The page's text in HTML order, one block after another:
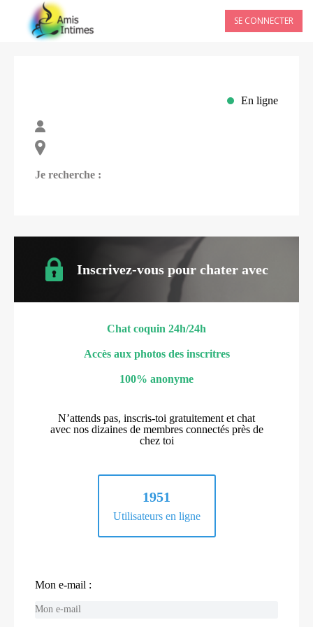
SE CONNECTER
En ligne
Je recherche :
Inscrivez-vous pour chater avec
Chat coquin 24h/24h
Accès aux photos des inscritres
100% anonyme
N’attends pas, inscris-toi gratuitement et chat
avec nos dizaines de membres connectés près de
chez toi
1951
Utilisateurs en ligne
Mon e-mail :